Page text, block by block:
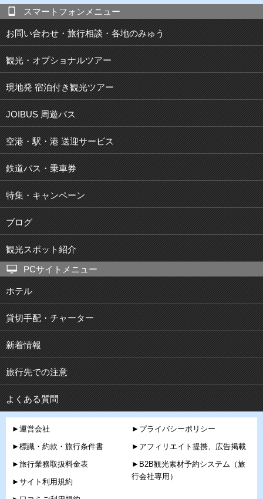
スマートフォンメニュー
お問い合わせ・旅行相談・各地のみゅう
観光・オプショナルツアー
現地発 宿泊付き観光ツアー
JOIBUS 周遊バス
空港・駅・港 送迎サービス
鉄道パス・乗車券
特集・キャンペーン
ブログ
観光スポット紹介
PCサイトメニュー
ホテル
貸切手配・チャーター
新着情報
旅行先での注意
よくある質問
►運営会社
►標識・約款・旅行条件書
►旅行業務取扱料金表
►サイト利用規約
►プライバシーポリシー
►アフィリエイト提携、広告掲載
►B2B観光素材予約システム（旅
行会社専用）